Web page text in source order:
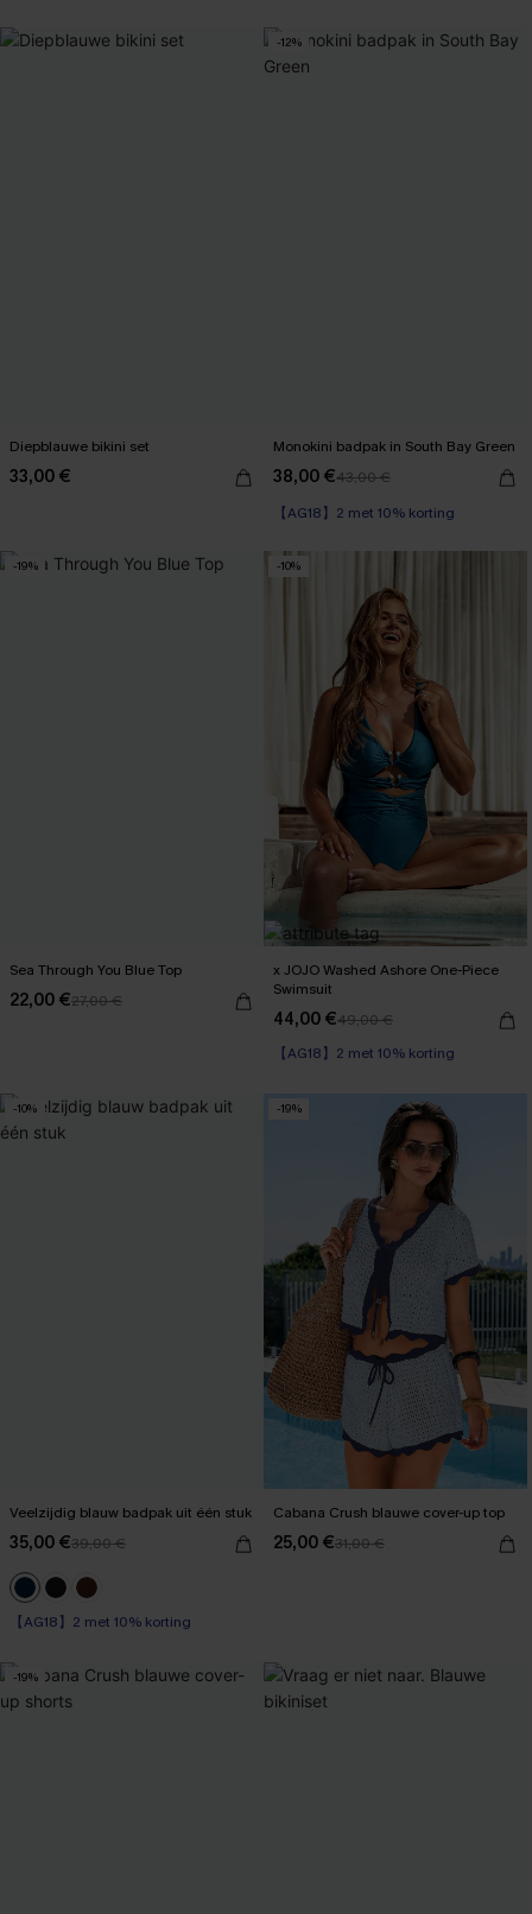
Diepblauwe bikini set
33,00 €
-12%
Monokini badpak in South Bay Green
38,00 €43,00 €
【AG18】2 met 10% korting
-19%
Sea Through You Blue Top
22,00 €27,00 €
-10%
x JOJO Washed Ashore One-Piece
Swimsuit
44,00 €49,00 €
【AG18】2 met 10% korting
Op voorraad
-10%
Veelzijdig blauw badpak uit één stuk
35,00 €39,00 €
【AG18】2 met 10% korting
Op voorraad
-19%
Cabana Crush blauwe cover-up top
25,00 €31,00 €
-19%